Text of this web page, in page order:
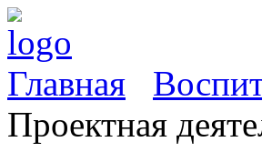
Главная
Проектная